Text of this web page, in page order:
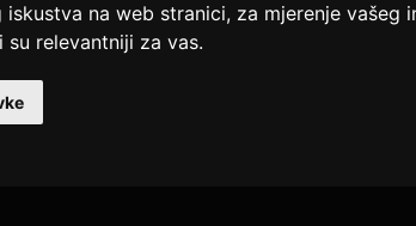
iskustva na web stranici, za mjerenje vašeg
su relevantniji za vas.
na samom vrhu jer
mjesta s pozicije 12.
se za 21 mjesto na drugo, a